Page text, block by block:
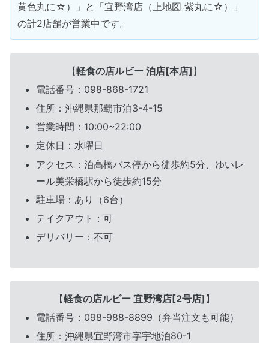
黄色丸に☆）」と「宜野湾店（上地図 紫丸に☆）」
の計2店舗が営業中です。
【軽食の店ルビー 泊店[本店] 】
電話番号：098-868-1721
住所：沖縄県那覇市泊3-4-15
営業時間：10:00~22:00
定休日：水曜日
アクセス：泊高橋バス停から徒歩約5分、ゆいレ
ール美栄橋駅から徒歩約15分
駐車場：あり（6台）
テイクアウト：可
デリバリー：不可
【軽食の店ルビー 宜野湾店[2号店] 】
電話番号：098-988-8899（弁当注文も可能）
住所：沖縄県宜野湾市字宇地泊80-1